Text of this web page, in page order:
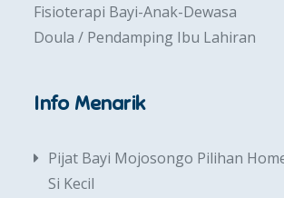
Fisioterapi Bayi-Anak-Dewasa
Doula / Pendamping Ibu Lahiran
Info Menarik
Pijat Bayi Mojosongo Pilihan
Si Kecil